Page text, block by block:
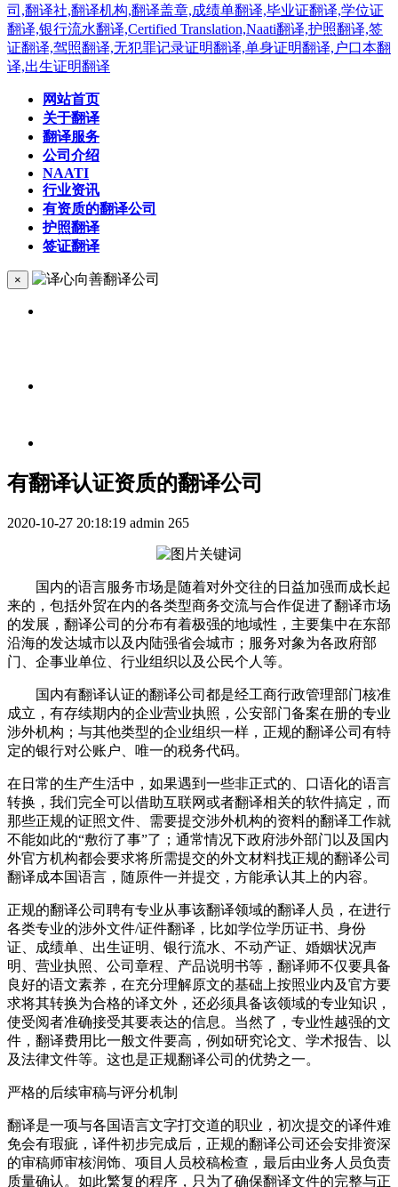
网站首页
关于翻译
翻译服务
公司介绍
NAATI
行业资讯
有资质的翻译公司
护照翻译
签证翻译
×
有翻译认证资质的翻译公司
2020-10-27 20:18:19 admin 265
国内的语言服务市场是随着对外交往的日益加强而成长起
来的，包括外贸在内的各类型商务交流与合作促进了翻译市场
的发展，翻译公司的分布有着极强的地域性，主要集中在东部
沿海的发达城市以及内陆强省会城市；服务对象为各政府部
门、企事业单位、行业组织以及公民个人等。
国内有翻译认证的翻译公司都是经工商行政管理部门核准
成立，有存续期内的企业营业执照，公安部门备案在册的专业
涉外机构；与其他类型的企业组织一样，正规的翻译公司有特
定的银行对公账户、唯一的税务代码。
在日常的生产生活中，如果遇到一些非正式的、口语化的语言
转换，我们完全可以借助互联网或者翻译相关的软件搞定，而
那些正规的证照文件、需要提交涉外机构的资料的翻译工作就
不能如此的“敷衍了事”了；通常情况下政府涉外部门以及国内
外官方机构都会要求将所需提交的外文材料找正规的翻译公司
翻译成本国语言，随原件一并提交，方能承认其上的内容。
正规的翻译公司聘有专业从事该翻译领域的翻译人员，在进行
各类专业的涉外文件/证件翻译，比如学位学历证书、身份
证、成绩单、出生证明、银行流水、不动产证、婚姻状况声
明、营业执照、公司章程、产品说明书等，翻译师不仅要具备
良好的语文素养，在充分理解原文的基础上按照业内及官方要
求将其转换为合格的译文外，还必须具备该领域的专业知识，
使受阅者准确接受其要表达的信息。当然了，专业性越强的文
件，翻译费用比一般文件要高，例如研究论文、学术报告、以
及法律文件等。这也是正规翻译公司的优势之一。
严格的后续审稿与评分机制
翻译是一项与各国语言文字打交道的职业，初次提交的译件难
免会有瑕疵，译件初步完成后，正规的翻译公司还会安排资深
的审稿师审核润饰、项目人员校稿检查，最后由业务人员负责
质量确认。如此繁复的程序，只为了确保翻译文件的完整与正